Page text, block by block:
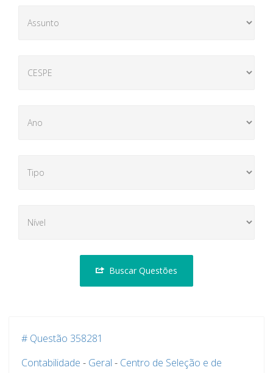
Buscar Questões
# Questão 358281
Contabilidade - Geral - Centro de Seleção e de